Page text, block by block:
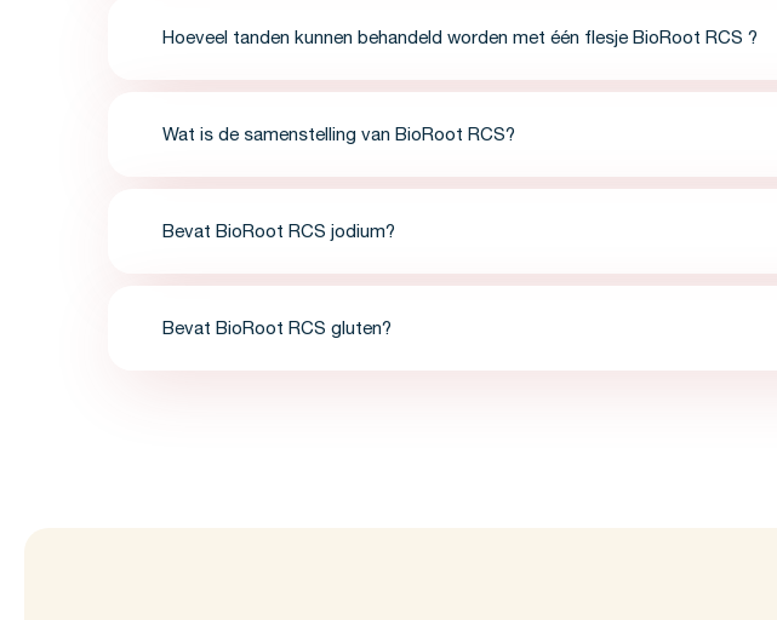
Hoeveel tanden kunnen behandeld worden met één flesje BioRoot RCS ?
Wat is de samenstelling van BioRoot RCS?
Bevat BioRoot RCS jodium?
Bevat BioRoot RCS gluten?